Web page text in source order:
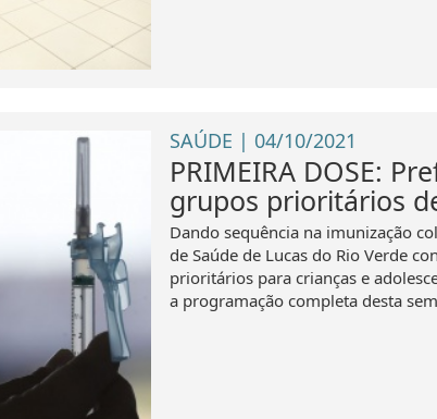
SAÚDE | 04/10/2021
PRIMEIRA DOSE:
grupos prioritários
Dando sequência na imunização
de Saúde de Lucas do Rio Verde
prioritários para crianças e
a programação completa desta